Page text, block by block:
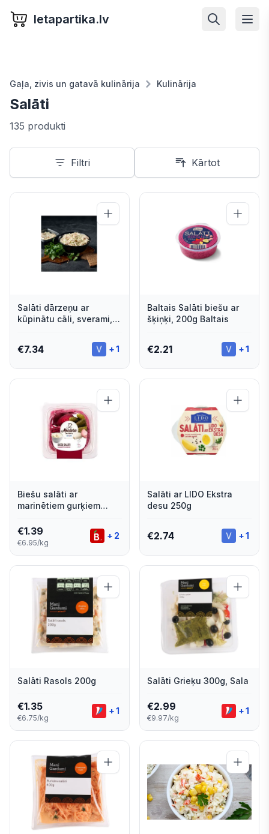
letapartika.lv
Gaļa, zivis un gatavā kulinārija Kulinārija
Salāti
135 produkti
Filtri Kārtot
Salāti dārzeņu ar
kūpinātu cāli, sverami,
€7.34 +1
Baltais Salāti biešu ar
šķiņķi, 200g Baltais
€2.21 +1
Biešu salāti ar
marinētiem gurķiem
€1.39
€6.95/kg
+ 2
Salāti ar LIDO Ekstra
desu 250g
€2.74 +1
Salāti Rasols 200g
€1.35
€6.75/kg
+1
Salāti Grieķu 300g, Sala
€2.99
€9.97/kg
+1